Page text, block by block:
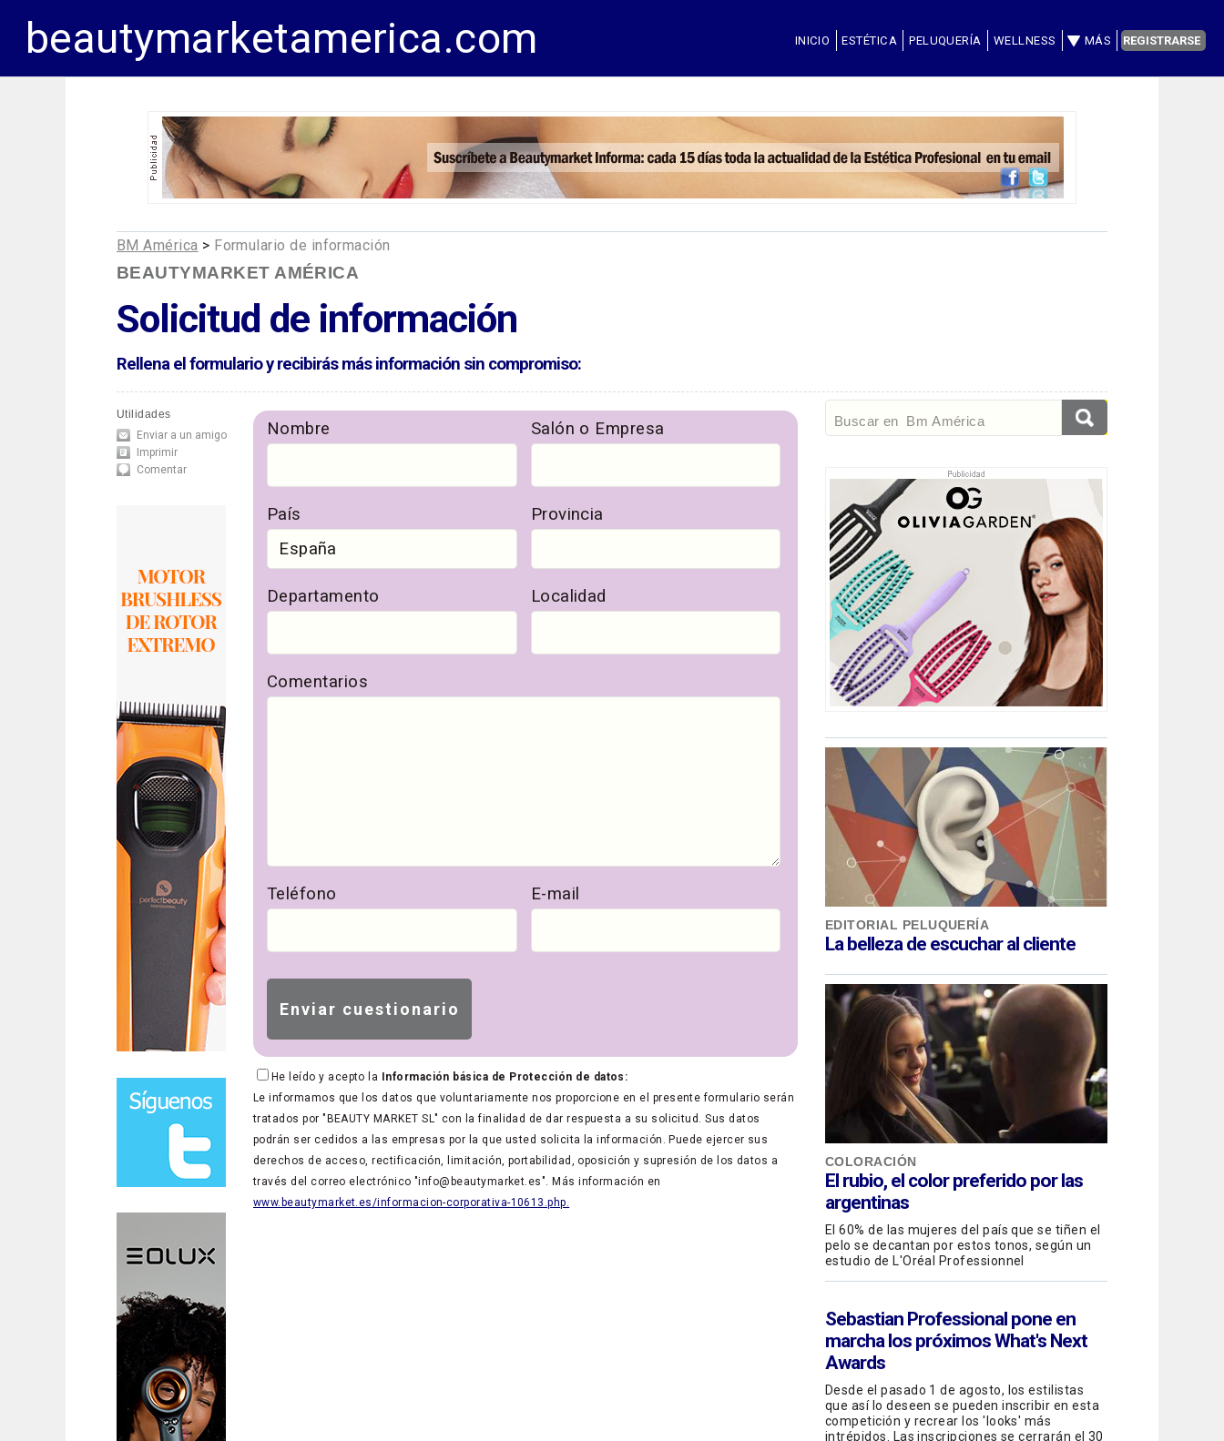
beautymarketamerica.com INICIO ESTÉTICA PELUQUERÍA WELLNESS MÁS REGISTRARSE
BM América > Formulario de información
BEAUTYMARKET AMÉRICA
Solicitud de información
Rellena el formulario y recibirás más información sin compromiso:
Utilidades
Enviar a un amigo
Imprimir
Comentar
EDITORIAL PELUQUERÍA
La belleza de escuchar al cliente
COLORACIÓN
El rubio, el color preferido por las
argentinas
El 60% de las mujeres del país que se tiñen el
pelo se decantan por estos tonos, según un
estudio de L'Oréal Professionnel
Sebastian Professional pone en
marcha los próximos What's Next
Awards
Desde el pasado 1 de agosto, los estilistas
que así lo deseen se pueden inscribir en esta
competición y recrear los 'looks' más
intrépidos. Las inscripciones se cerrarán el 30
Nombre Salón o Empresa
País Provincia
Departamento Localidad
Comentarios
Teléfono E-mail
He leído y acepto la Información básica de Protección de datos:
Le informamos que los datos que voluntariamente nos proporcione en el presente formulario serán
tratados por "BEAUTY MARKET SL" con la finalidad de dar respuesta a su solicitud. Sus datos
podrán ser cedidos a las empresas por la que usted solicita la información. Puede ejercer sus
derechos de acceso, rectificación, limitación, portabilidad, oposición y supresión de los datos a
través del correo electrónico "info@beautymarket.es". Más información en
www.beautymarket.es/informacion-corporativa-10613.php.